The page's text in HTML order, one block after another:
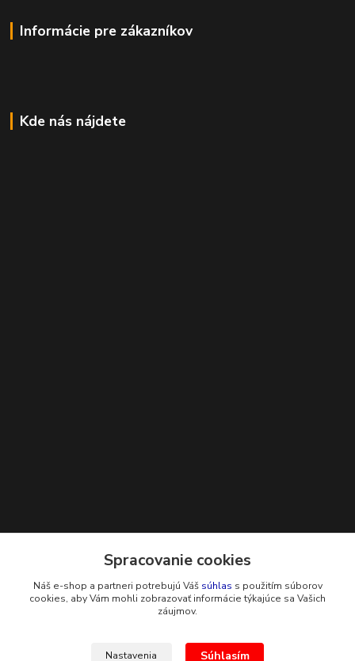
Informácie pre zákazníkov
Kde nás nájdete
+421 948 229 224
Spracovanie cookies
Náš e-shop a partneri potrebujú Váš súhlas s použitím súborov
cookies, aby Vám mohli zobrazovať informácie týkajúce sa Vašich
záujmov.
Nastavenia Súhlasím